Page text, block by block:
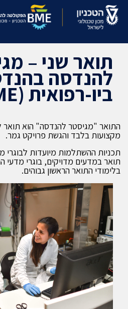
תואר שני –
להנדסה
ביו-רפואית (ME)
התואר "מגיסטר להנדסה" הוא תואר
מקצועות בלבד והגשת פרויקט גמר.
תכניות ההשתלמות מיועדות לבוגרי
תואר במדעים מדויקים, בוגרי מדעי
בלימודי התואר הראשון גבוהים.